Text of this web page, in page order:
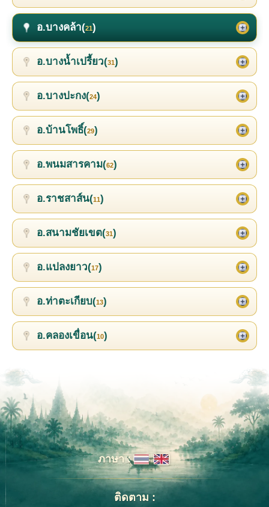
อ.บางคล้า(21)
อ.บางน้ำเปรี้ยว(31)
อ.บางปะกง(24)
อ.บ้านโพธิ์(29)
อ.พนมสารคาม(62)
อ.ราชสาส์น(11)
อ.สนามชัยเขต(31)
อ.แปลงยาว(17)
อ.ท่าตะเกียบ(13)
อ.คลองเขื่อน(10)
ภาษา :
ติดตาม :